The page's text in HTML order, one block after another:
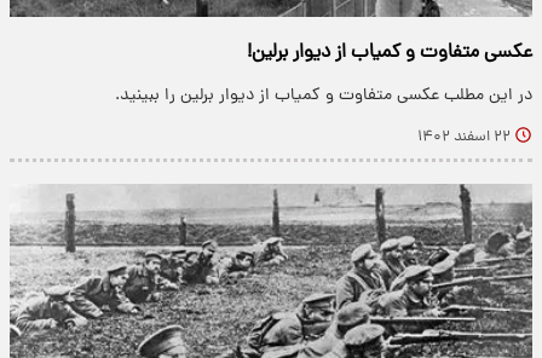
عکسی متفاوت و کمیاب از دیوار برلین!
در این مطلب عکسی متفاوت و کمیاب از دیوار برلین را ببینید.
۲۲ اسفند ۱۴۰۲